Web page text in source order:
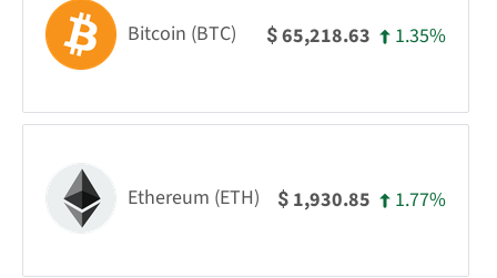
Bitcoin (BTC) $65,218.63 1.35%
Ethereum (ETH) $ 1,930.85 1.77%